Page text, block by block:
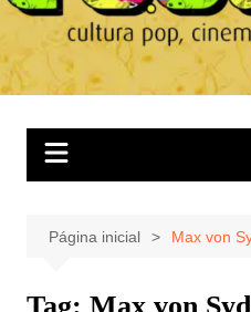
Página inicial Max von